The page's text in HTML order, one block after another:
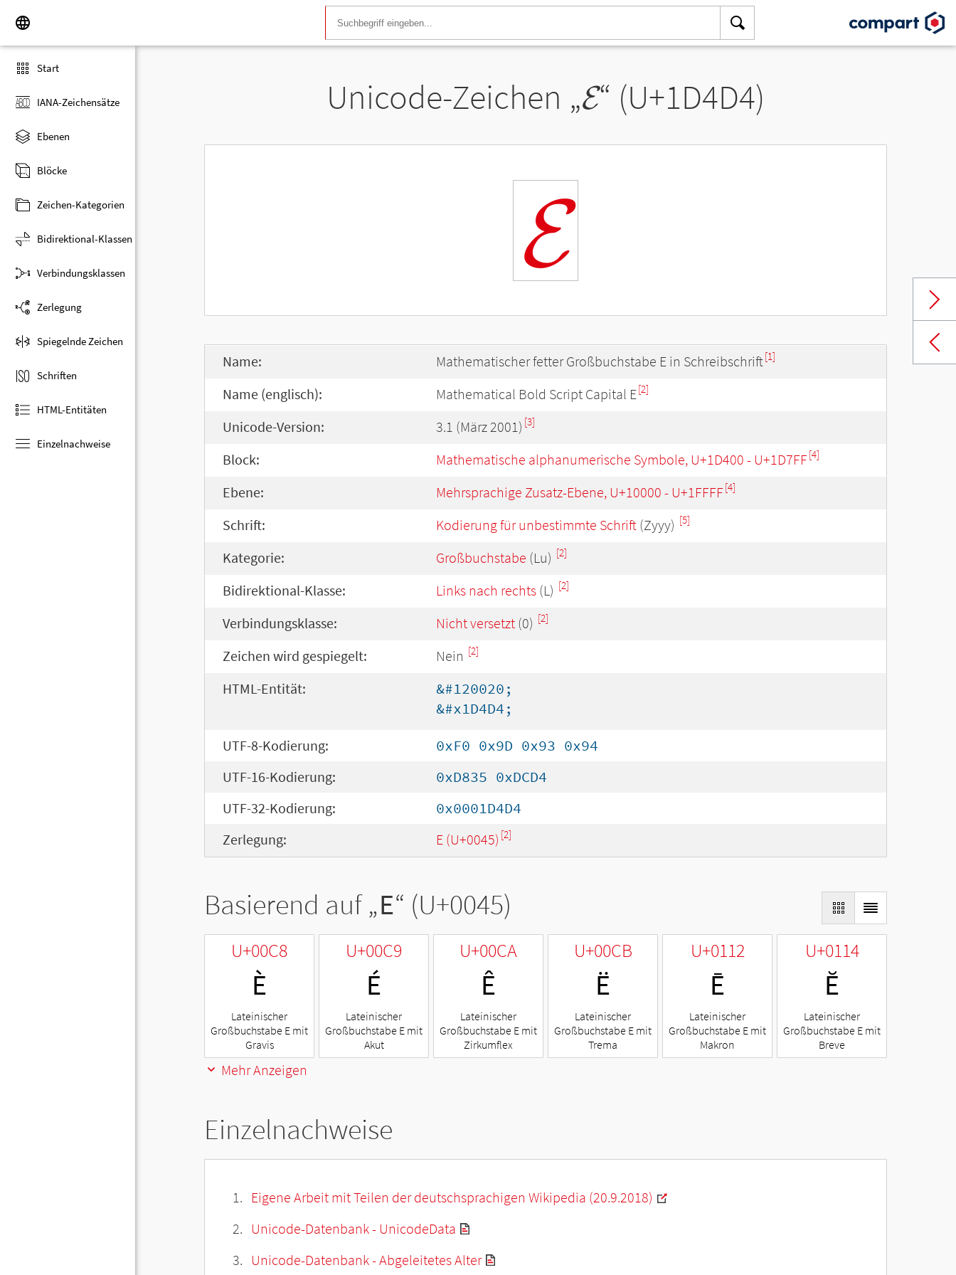
Start
IANA-Zeichensätze
Ebenen
Blöcke
Zeichen-Kategorien
Bidirektional-Klassen
Verbindungsklassen
Zerlegung
Spiegelnde Zeichen
Schriften
HTML-Entitäten
Einzelnachweise
Unicode-Zeichen „𝓔“ (U+1D4D4)
𝓔
Name: Mathematischer fetter Großbuchstabe E in Schreibschrift[1]
Name (englisch): Mathematical Bold Script Capital E[2]
Unicode-Version: 3.1 (März 2001) [3]
Block: Mathematische alphanumerische Symbole, U+1D400 - U+1D7FF[4]
Ebene: Mehrsprachige Zusatz-Ebene, U+10000 - U+1FFFF[4]
Schrift: Kodierung für unbestimmte Schrift (Zyyy) [5]
Kategorie: Großbuchstabe (Lu) [2]
Bidirektional-Klasse: Links nach rechts (L) [2]
Verbindungsklasse: Nicht versetzt (0) [2]
Zeichen wird gespiegelt: Nein [2]
HTML-Entität:
&#120020;
&#x1D4D4;
UTF-8-Kodierung:
0xF0 0x9D 0x93 0x94
UTF-16-Kodierung:
0xD835 0xDCD4
UTF-32-Kodierung:
0x0001D4D4
Zerlegung:
E (U+0045) [2]
Basierend auf „E“ (U+0045)
U+00C8
È
Lateinischer
Großbuchstabe E mit
Gravis
U+00C9
É
Lateinischer
Großbuchstabe E mit
Akut
U+00CA
Ê
Lateinischer
Großbuchstabe E mit
Zirkumflex
U+00CB
Ë
Lateinischer
Großbuchstabe E mit
Trema
U+0112
Ē
Lateinischer
Großbuchstabe E mit
Makron
U+0114
Ĕ
Lateinischer
Großbuchstabe E mit
Breve
Mehr Anzeigen
Einzelnachweise
Eigene Arbeit mit Teilen der deutschsprachigen Wikipedia (20.9.2018)
Unicode-Datenbank - UnicodeData
Unicode-Datenbank - Abgeleitetes Alter